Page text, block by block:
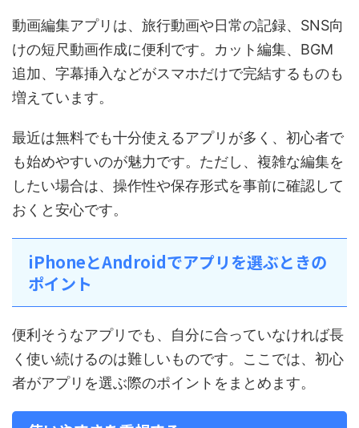
動画編集アプリは、旅行動画や日常の記録、SNS向
けの短尺動画作成に便利です。カット編集、BGM
追加、字幕挿入などがスマホだけで完結するものも
増えています。
最近は無料でも十分使えるアプリが多く、初心者で
も始めやすいのが魅力です。ただし、複雑な編集を
したい場合は、操作性や保存形式を事前に確認して
おくと安心です。
iPhoneとAndroidでアプリを選ぶときの
ポイント
便利そうなアプリでも、自分に合っていなければ長
く使い続けるのは難しいものです。ここでは、初心
者がアプリを選ぶ際のポイントをまとめます。